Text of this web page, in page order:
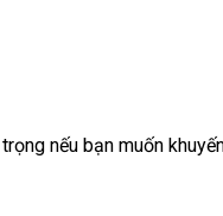
nếu bạn muốn